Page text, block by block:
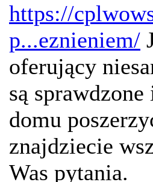
https://
p...eznieniem/
oferujący
są
domu
znajdziecie
Was pytania.